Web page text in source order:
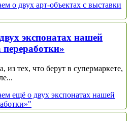
о двух арт-объектах с выставки
экспонатах нашей
из тех, что берут в супермаркете,
ещё о двух экспонатах нашей